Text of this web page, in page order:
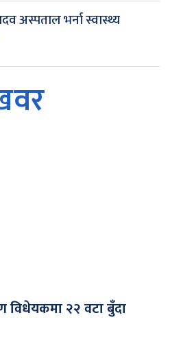
अस्पताल भर्ना स्वास्थ्य
विधेयकमा २२ वटा बुँदा